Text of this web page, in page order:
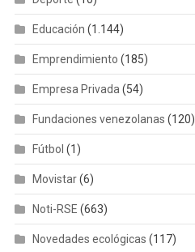
Educación (1.144)
Emprendimiento (185)
Empresa Privada (54)
Fundaciones venezolanas (120)
Fútbol (1)
Movistar(6)
Noti-RSE (663)
Novedades ecológicas (117)